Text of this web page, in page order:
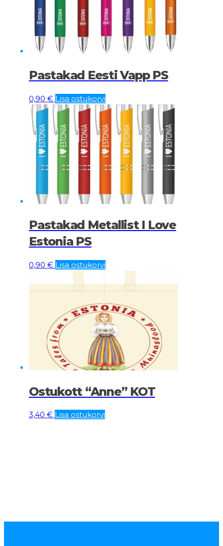
Pastakad Eesti Vapp PS
0,90 € Lisa ostukorvi
Pastakad Metallist I Love
Estonia PS
0,90 € Lisa ostukorvi
Ostukott “Anne” KOT
3,40 € Lisa ostukorvi